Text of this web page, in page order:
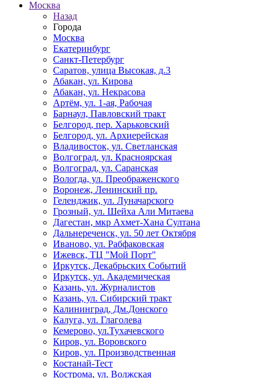
Москва
Назад
Города
Москва
Екатеринбург
Санкт-Петербург
Саратов, улица Высокая, д.3
Абакан, ул. Кирова
Абакан, ул. Некрасова
Артём, ул. 1-ая, Рабочая
Барнаул, Павловский тракт
Белгород, пер. Харьковский
Белгород, ул. Архиерейская
Владивосток, ул. Светланская
Волгоград, ул. Красноярская
Волгоград, ул. Саранская
Вологда, ул. Преображенского
Воронеж, Ленинский пр.
Геленджик, ул. Луначарского
Грозный, ул. Шейха Али Митаева
Дагестан, мкр Ахмет-Хана Султана
Дальнереченск, ул. 50 лет Октября
Иваново, ул. Рабфаковская
Ижевск, ТЦ "Мой Порт"
Иркутск, Декабрьских Событий
Иркутск, ул. Академическая
Казань, ул. Журналистов
Казань, ул. Сибирский тракт
Калининград, Дм.Донского
Калуга, ул. Глаголева
Кемерово, ул.Тухачевского
Киров, ул. Воровского
Киров, ул. Производственная
Костанай-Тест
Кострома, ул. Волжская